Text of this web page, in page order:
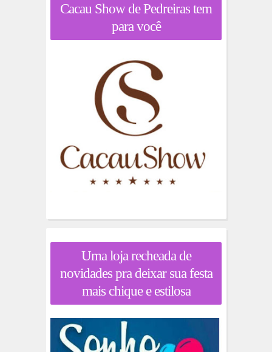
Cacau Show de Pedreiras tem
para você
Uma loja recheada de
novidades pra deixar sua festa
mais chique e estilosa